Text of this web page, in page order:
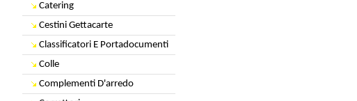
Catering
Cestini Gettacarte
Classificatori E Portadocumenti
Colle
Complementi D'arredo